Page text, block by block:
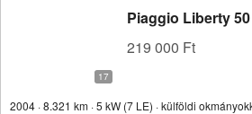
Piaggio Liberty
219 000 Ft
2004 · 8.321 km · 5 kW (7 LE) · külföldi